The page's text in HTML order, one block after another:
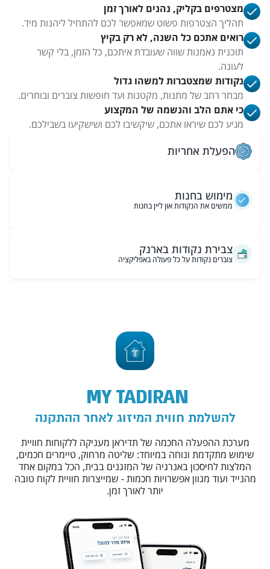
מצטרפים בקליק, נהנים לאורך זמן
תהליך הצטרפות פשוט שמאפשר לכם להתחיל ליהנות מיד.
רואים אתכם כל השנה, לא רק בקיץ
תוכנית נאמנות שווה שעובדת איתכם, כל הזמן, בלי קשר
לעונה.
נקודות שמצטברות למשהו גדול
מבחר רחב של מתנות, מקטנות ועד חופשות צוברים ובוחרים.
כי אתם הלב והנשמה של המקצוע
מגיע לכם שיראו אתכם, שיקשיבו לכם ושישקיעו בשבילכם.
מימוש בחנות
ממשים את הנקודות און ליין בחנות
הפעלת אחריות
צבירת נקודות בארנק
צוברים נקודות על כל פעולה באפליקציה